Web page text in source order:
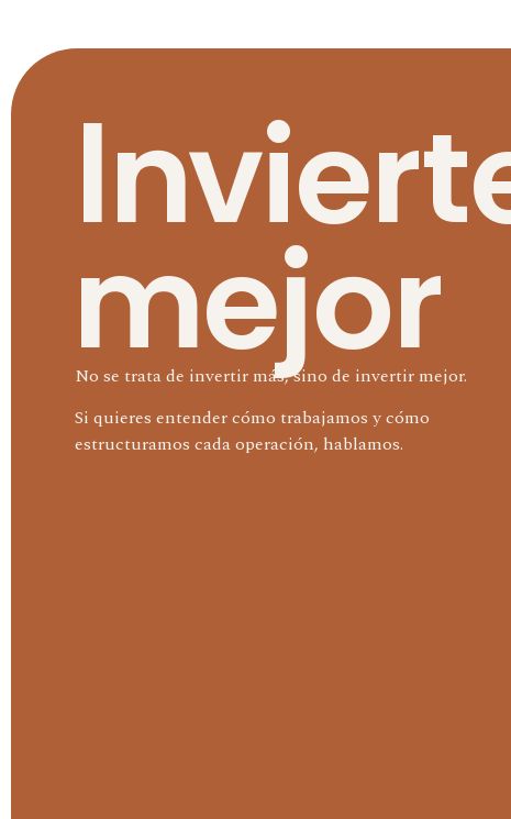
mejor
No se trata de invertir más, sino de invertir mejor.
Si quieres entender cómo trabajamos y cómo
estructuramos cada operación, hablamos.